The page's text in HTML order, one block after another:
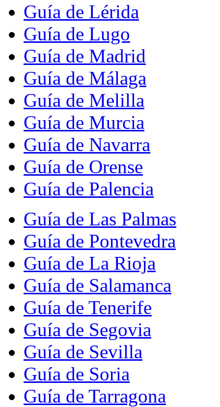
Guía de Lérida
Guía de Lugo
Guía de Madrid
Guía de Málaga
Guía de Melilla
Guía de Murcia
Guía de Navarra
Guía de Orense
Guía de Palencia
Guía de Las Palmas
Guía de Pontevedra
Guía de La Rioja
Guía de Salamanca
Guía de Tenerife
Guía de Segovia
Guía de Sevilla
Guía de Soria
Guía de Tarragona